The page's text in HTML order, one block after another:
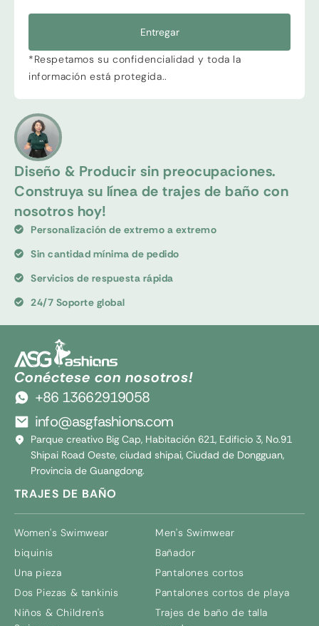
Diseño & Producir sin preocupaciones.
Construya su línea de trajes de baño con
nosotros hoy!
Personalización de extremo a extremo
Sin cantidad mínima de pedido
Servicios de respuesta rápida
24/7 Soporte global
Entregar
*Respetamos su confidencialidad y toda la
información está protegida..
Conéctese con nosotros!
+86 13662919058
info@asgfashions.com
Parque creativo Big Cap, Habitación 621, Edificio 3, No.91
Shipai Road Oeste, ciudad shipai, Ciudad de Dongguan,
Provincia de Guangdong.
TRAJES DE BAÑO
Women's Swimwear
biquinis
Una pieza
Dos Piezas & tankinis
Niños & Children's
Men's Swimwear
Bañador
Pantalones cortos
Pantalones cortos de playa
Trajes de baño de talla